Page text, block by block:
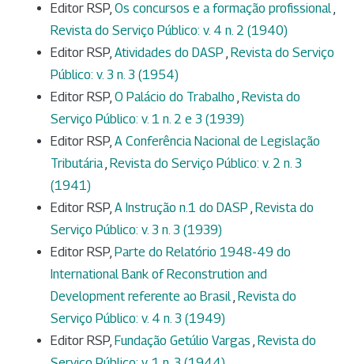
Editor RSP, Os concursos e a formação profissional
Revista do Serviço Público: v. 4 n. 2 (1940)
Editor RSP, Atividades do DASP Revista do Serviço
Público: v. 3 n. 3 (1954)
Editor RSP, O Palácio do Trabalho Revista do
Serviço Público: v. 1 n. 2 e 3 (1939)
Editor RSP, A Conferência Nacional de Legislação
Tributária Revista do Serviço Público: v. 2 n. 3
(1941)
Editor RSP, A Instrução n.1 do DASP Revista do
Serviço Público: v. 3 n. 3 (1939)
Editor RSP, Parte do Relatório 1948-49 do
International Bank of Reconstrution and
Development referente ao Brasil Revista do
Serviço Público: v. 4 n. 3 (1949)
Editor RSP, Fundação Getúlio Vargas Revista do